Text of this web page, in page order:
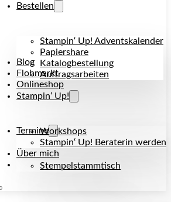
Bestellen
Stampin‘ Up! Adventskalender
Papiershare
Katalogbestellung
Auftragsarbeiten
Blog
Flohmarkt
Onlineshop
Stampin‘ Up!
Workshops
Stampin‘ Up! Beraterin werden
Termine
Stempelstammtisch
Über mich
Kontakt